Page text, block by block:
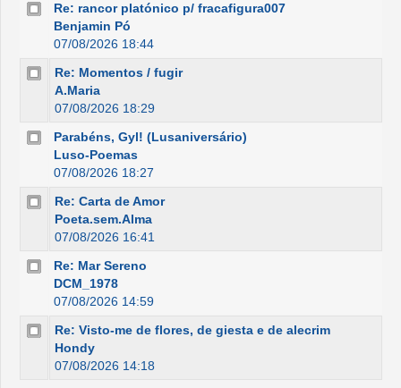
Re: rancor platónico p/ fracafigura007
Benjamin Pó
07/08/2026 18:44
Re: Momentos / fugir
A.Maria
07/08/2026 18:29
Parabéns, Gyl! (Lusaniversário)
Luso-Poemas
07/08/2026 18:27
Re: Carta de Amor
Poeta.sem.Alma
07/08/2026 16:41
Re: Mar Sereno
DCM_1978
07/08/2026 14:59
Re: Visto-me de flores, de giesta e de alecrim
Hondy
07/08/2026 14:18